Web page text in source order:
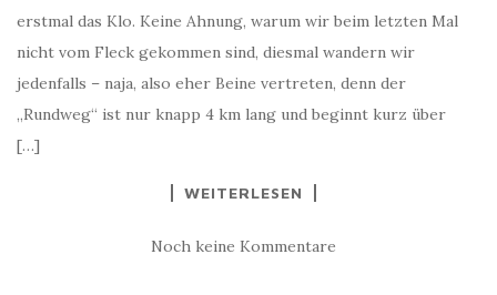
erstmal das Klo. Keine Ahnung, warum wir beim letzten Mal
nicht vom Fleck gekommen sind, diesmal wandern wir
jedenfalls – naja, also eher Beine vertreten, denn der
„Rundweg“ ist nur knapp 4 km lang und beginnt kurz über
[…]
WEITERLESEN
Noch keine Kommentare